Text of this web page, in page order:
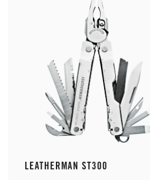
LEATHERMAN ST300